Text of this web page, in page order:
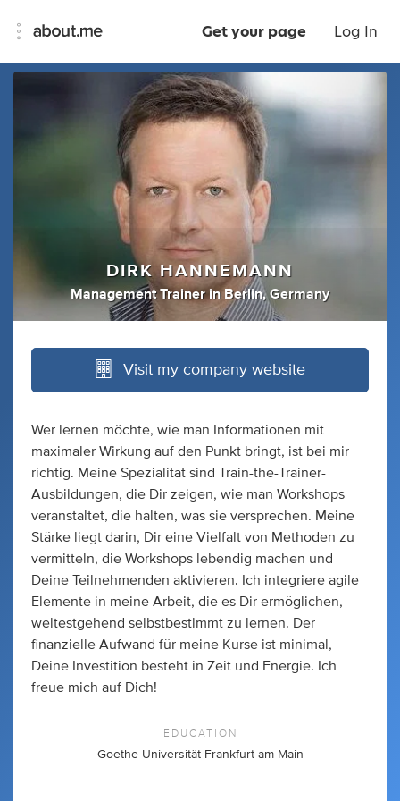
Get your page Log In
DIRK HANNEMANN
Management Trainer in Berlin, Germany
Visit my company website
Wer lernen möchte, wie man Informationen mit
maximaler Wirkung auf den Punkt bringt, ist bei mir
richtig. Meine Spezialität sind Train-the-Trainer-
Ausbildungen, die Dir zeigen, wie man Workshops
veranstaltet, die halten, was sie versprechen. Meine
Stärke liegt darin, Dir eine Vielfalt von Methoden zu
vermitteln, die Workshops lebendig machen und
Deine Teilnehmenden aktivieren. Ich integriere agile
Elemente in meine Arbeit, die es Dir ermöglichen,
weitestgehend selbstbestimmt zu lernen. Der
finanzielle Aufwand für meine Kurse ist minimal,
Deine Investition besteht in Zeit und Energie. Ich
freue mich auf Dich!
EDUCATION
Goethe-Universität Frankfurt am Main